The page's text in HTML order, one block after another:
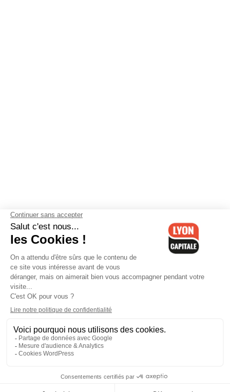
Contactez-nous-Mentions légales-CGV-Politique de
confidentialité-Gestion des cookies
Cedex 06